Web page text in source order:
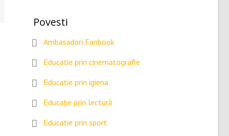
Povesti
Ambasadori Fanbook
Educatie prin cinematografie
Educatie prin igiena
Educație prin lectură
Educatie prin sport